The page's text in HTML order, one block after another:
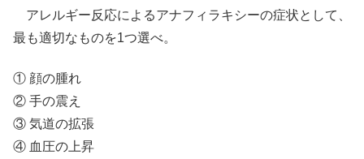
アレルギー反応によるアナフィラキシーの症状として、
最も適切なものを1つ選べ。
① 顔の腫れ
② 手の震え
③ 気道の拡張
④ 血圧の上昇